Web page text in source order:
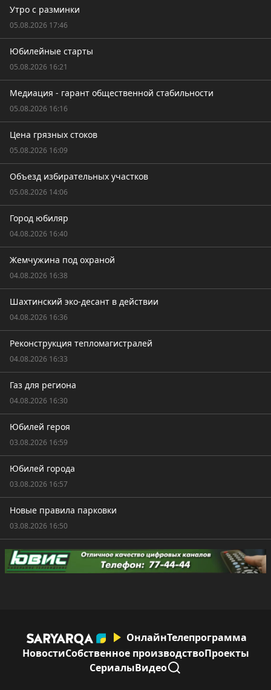
Утро с разминки
05.08.2026 17:46
Юбилейные старты
05.08.2026 16:21
Медиация - гарант общественной стабильности
05.08.2026 16:16
Цена грязных стоков
05.08.2026 16:09
Объезд избирательных участков
05.08.2026 14:06
Город юбиляр
04.08.2026 16:40
Жемчужина под охраной
04.08.2026 16:38
Шахтинский эко-десант в действии
04.08.2026 16:36
Реконструкция тепломагистралей
04.08.2026 16:33
Газ для региона
04.08.2026 16:30
Юбилей героя
03.08.2026 16:59
Юбилей города
03.08.2026 16:57
Новые правила парковки
03.08.2026 16:50
ОнлайнТелепрограмма
НовостиСобственное производствоПроекты
СериалыВидео